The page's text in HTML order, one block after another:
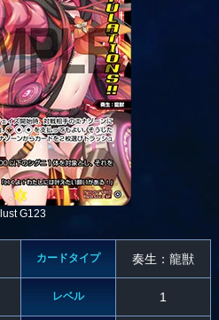
Illust G123
カードタイプ 奏生：龍獣
レベル 1